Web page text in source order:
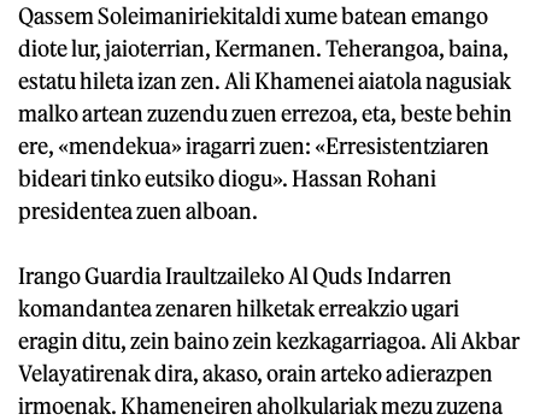
Qassem Soleimaniriekitaldi xume batean emango
diote lur, jaioterrian, Kermanen. Teherangoa, baina,
estatu hileta izan zen. Ali Khamenei aiatola nagusiak
malko artean zuzendu zuen errezoa, eta, beste behin
ere, «mendekua» iragarri zuen: «Erresistentziaren
bideari tinko eutsiko diogu». Hassan Rohani
presidentea zuen alboan.
Irango Guardia Iraultzaileko Al Quds Indarren
komandantea zenaren hilketak erreakzio ugari
eragin ditu, zein baino zein kezkagarriagoa. Ali Akbar
Velayatirenak dira, akaso, orain arteko adierazpen
irmoenak. Khameneiren aholkulariak mezu zuzena